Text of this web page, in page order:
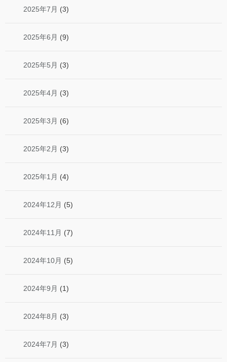
2025年7月 (3)
2025年6月 (9)
2025年5月 (3)
2025年4月 (3)
2025年3月 (6)
2025年2月 (3)
2025年1月 (4)
2024年12月 (5)
2024年11月 (7)
2024年10月 (5)
2024年9月 (1)
2024年8月 (3)
2024年7月 (3)